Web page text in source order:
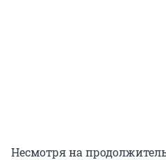
Несмотря на